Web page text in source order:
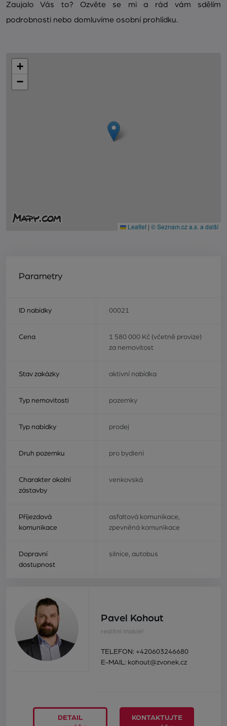
Zaujalo Vás to? Ozvěte se mi a rád vám sdělím
podrobnosti nebo domluvíme osobní prohlídku.
+
−
Leaflet | © Seznam.cz a.s. a další
Parametry
ID nabídky 00021
Cena
1 580 000 Kč (včetně provize)
za nemovitost
Stav zakázky aktivní nabídka
Typ nemovitosti pozemky
Typ nabídky prodej
Druh pozemku pro bydlení
Charakter okolní
zástavby
venkovská
Příjezdová
komunikace
asfaltová komunikace,
zpevněná komunikace
Dopravní
dostupnost
silnice, autobus
Pavel Kohout
realitní makléř
TELEFON: +420603246680
E-MAIL: kohout@zvonek.cz
DETAIL
KONTAKTUJTE